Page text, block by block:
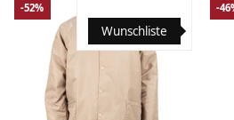
Wunschliste
-52% -